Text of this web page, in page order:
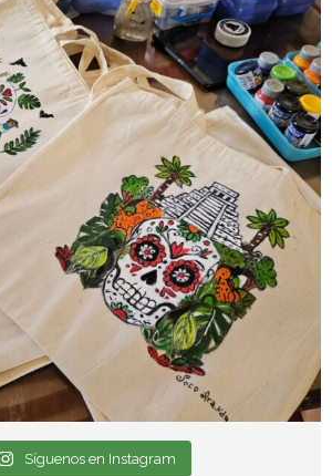
Síguenos en Instagram